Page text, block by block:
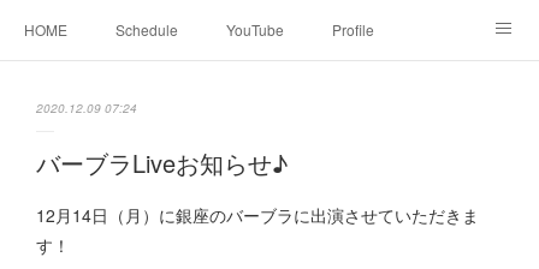
HOME Schedule YouTube Profile
2020.12.09 07:24
バーブラLiveお知らせ♪
12月14日（月）に銀座のバーブラに出演させていただきま
す！